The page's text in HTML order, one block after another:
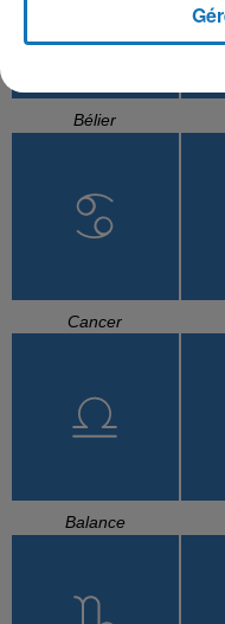
Bélier
Cancer
Balance